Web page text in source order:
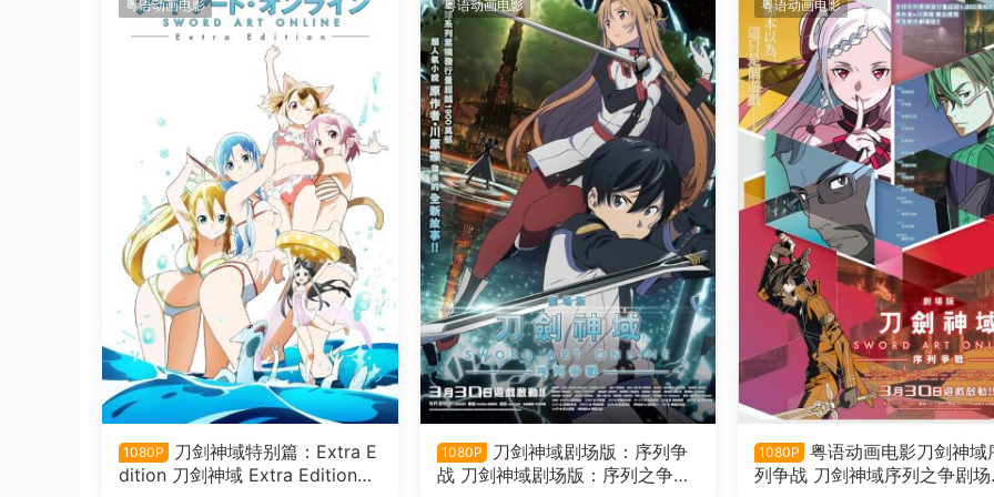
粤语动画电影
1080P
刀剑神域特别篇：Extra E
dition 刀剑神域 Extra Edition粤
粤语动画电影
1080P
刀剑神域剧场版：序列争
战 刀剑神域剧场版：序列之争粤
粤语动画电影
1080P
粤语动画电影刀剑神域
列争战 刀剑神域序列之争剧